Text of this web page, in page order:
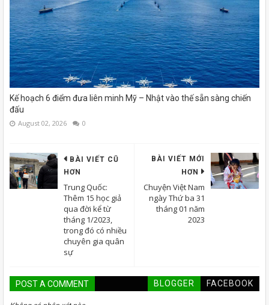
Kế hoạch 6 điểm đưa liên minh Mỹ – Nhật vào thế sẵn sàng chiến
đấu
August 02, 2026 0
BÀI VIẾT MỚI
HƠN
Chuyện Việt Nam
ngày Thứ ba 31
tháng 01 năm
2023
BÀI VIẾT CŨ
HƠN
Trung Quốc:
Thêm 15 học giả
qua đời kể từ
tháng 1/2023,
trong đó có nhiều
chuyên gia quân
sự
POST A COMMENT BLOGGER FACEBOOK